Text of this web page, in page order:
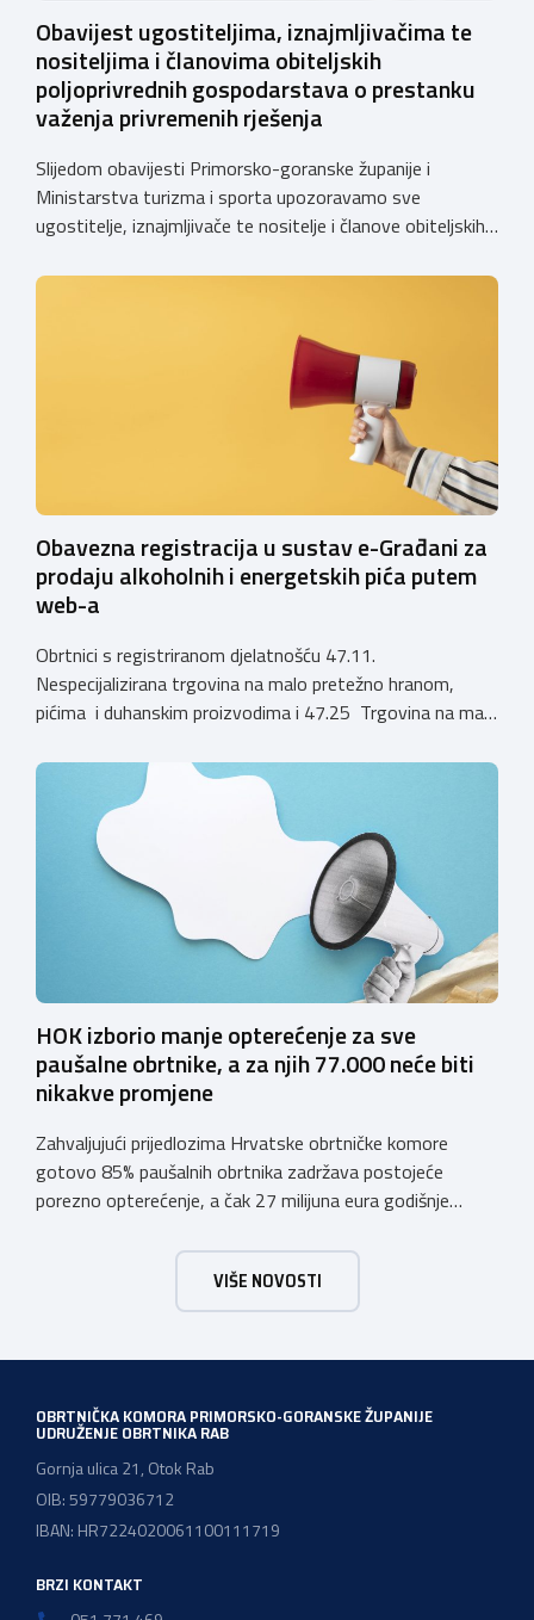
Obavijest ugostiteljima, iznajmljivačima te
nositeljima i članovima obiteljskih
poljoprivrednih gospodarstava o prestanku
važenja privremenih rješenja
Slijedom obavijesti Primorsko-goranske županije i
Ministarstva turizma i sporta upozoravamo sve
ugostitelje, iznajmljivače te nositelje i članove obiteljskih
privremenih rješenja izdanih sukladno Zakonu o
1. siječnja 2025. godine više ne mogu podnositi novi
zahtjevi za izdavanje privremenih rješenja, dok već izdana
Obavezna registracija u sustav e-Građani za
prodaju alkoholnih i energetskih pića putem
web-a
Obrtnici s registriranom djelatnošću 47.11.
Nespecijalizirana trgovina na malo pretežno hranom,
pićima i duhanskim proizvodima i 47.25 Trgovina na malo
koja sadrže alkohol i energetska pića dužni su uskladiti
svoje poslovne procese i osigurati tehničko rješenje za
vjerodostojnu provjeru punoljetnosti kupca putem
sustava e-Građani ili putem mobilne […]
HOK izborio manje opterećenje za sve
paušalne obrtnike, a za njih 77.000 neće biti
nikakve promjene
Zahvaljujući prijedlozima Hrvatske obrtničke komore
gotovo 85% paušalnih obrtnika zadržava postojeće
porezno opterećenje, a čak 27 milijuna eura godišnje
komora pozdravlja odluku Vlade Republike Hrvatske da u
konačnom prijedlogu poreznih izmjena prihvati ključne
prijedloge HOK-a iznesene tijekom intenzivnog dijaloga s
VIŠE NOVOSTI
OBRTNIČKA KOMORA PRIMORSKO-GORANSKE ŽUPANIJE
UDRUŽENJE OBRTNIKA RAB
Gornja ulica 21, Otok Rab
OIB: 59779036712
IBAN: HR7224020061100111719
BRZI KONTAKT